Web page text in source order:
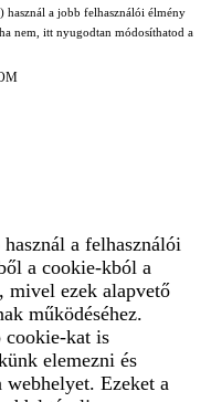
használ a jobb felhasználói élmény
nem, itt nyugodtan módosíthatod a
a felhasználói
a cookie-kból a
mivel ezek alapvető
működéséhez.
cookie-kat is
elemezni és
webhelyet. Ezeket a